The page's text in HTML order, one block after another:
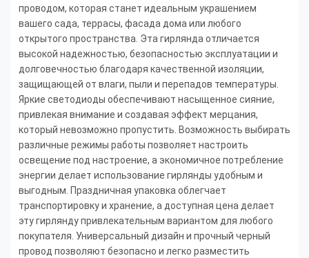
проводом, которая станет идеальным украшением
вашего сада, террасы, фасада дома или любого
открытого пространства. Эта гирлянда отличается
высокой надежностью, безопасностью эксплуатации и
долговечностью благодаря качественной изоляции,
защищающей от влаги, пыли и перепадов температуры.
Яркие светодиоды обеспечивают насыщенное сияние,
привлекая внимание и создавая эффект мерцания,
который невозможно пропустить. Возможность выбирать
различные режимы работы позволяет настроить
освещение под настроение, а экономичное потребление
энергии делает использование гирлянды удобным и
выгодным. Праздничная упаковка облегчает
транспортировку и хранение, а доступная цена делает
эту гирлянду привлекательным вариантом для любого
покупателя. Универсальный дизайн и прочный черный
провод позволяют безопасно и легко разместить